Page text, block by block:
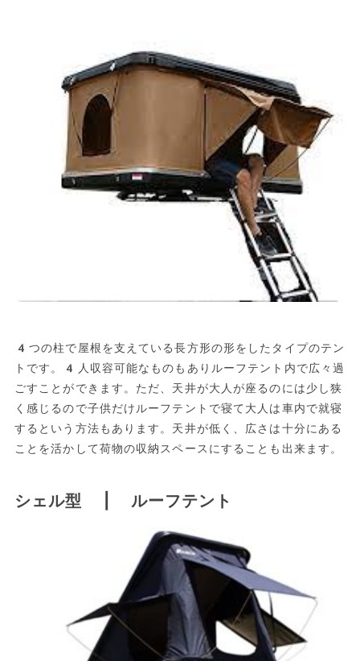
4つの柱で屋根を支えている長方形の形をしたタイプのテン
トです。4人収容可能なものもありルーフテント内で広々過
ごすことができます。ただ、天井が大人が座るのには少し狭
く感じるので子供だけルーフテントで寝て大人は車内で就寝
するという方法もあります。天井が低く、広さは十分にある
ことを活かして荷物の収納スペースにすることも出来ます。
シェル型 | ルーフテント